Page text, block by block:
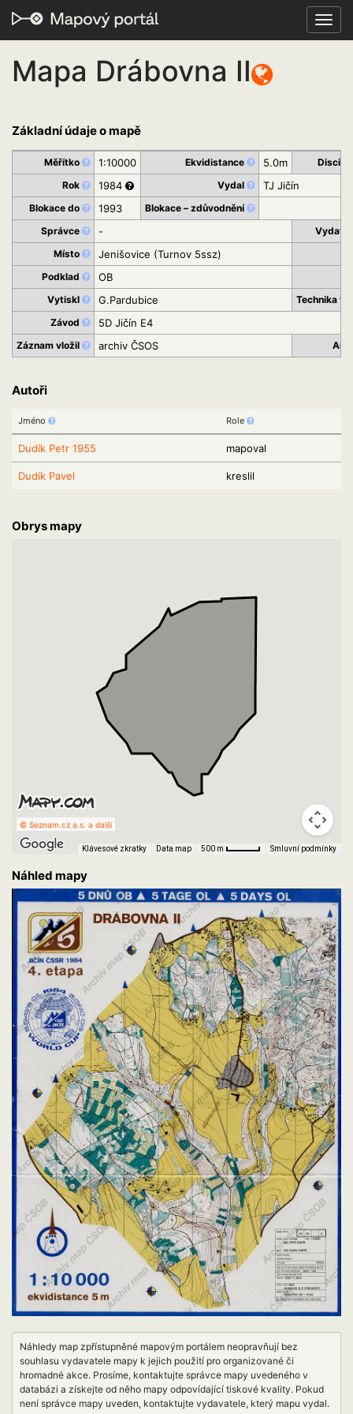
Mapa Drábovna II
Základní údaje o mapě
Měřítko 1:10000 Ekvidistance 5.0m
Rok
1984 Vydal TJ Jičín
Blokace do 1993
Blokace – zdůvodnění
Správce
-
Místo
Jenišovice (Turnov 5ssz)
Podklad
OB
Vytiskl
G.Pardubice
Technika
Závod
5D Jičín E4
Záznam vložil archiv ČSOS
Autoři
Jméno Role
Dudík Petr 1955 mapoval
Dudík Pavel kreslil
Obrys mapy
Klávesové zkratky Data map 500 m Smluvní podmínky
© Seznam.cz a.s. a další
Náhled mapy
Náhledy map zpřístupněné mapovým portálem neopravňují bez
souhlasu vydavatele mapy k jejich použití pro organizované či
hromadné akce. Prosíme, kontaktujte správce mapy uvedeného v
databázi a získejte od něho mapy odpovídající tiskové kvality. Pokud
není správce mapy uveden, kontaktujte vydavatele, který mapu vydal.